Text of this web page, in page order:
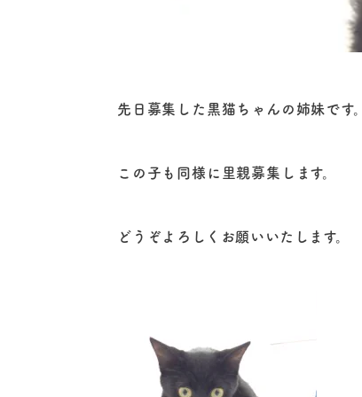
先日募集した黒猫ちゃんの姉妹です。
この子も同様に里親募集します。
どうぞよろしくお願いいたします。